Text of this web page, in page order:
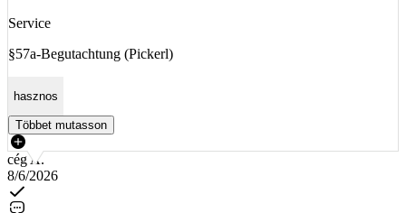
Service
§57a-Begutachtung (Pickerl)
hasznos
Többet mutasson
cég A.
8/6/2026